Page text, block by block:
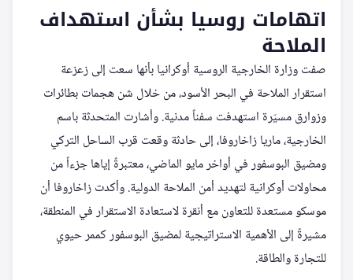
اتهامات روسيا بشأن استهداف
الملاحة
صفت وزارة الخارجية الروسية أوكرانيا بأنها سعت إلى زعزعة
استقرار الملاحة في البحر الأسود، من خلال شن هجمات بطائرات
وزوارق مسيّرة استهدفت سفناً مدنية. وأشارت المتحدثة باسم
الخارجية، ماريا زاخاروفا، إلى حادثة وقعت قرب الساحل التركي
ومضيق البوسفور في أواخر مايو الماضي، معتبرةً إياها جزءاً من
محاولات أوكرانية لتهديد أمن الملاحة الدولية. وأكدت زاخاروفا أن
موسكو مستعدة للتعاون مع أنقرة لاستعادة الاستقرار في المنطقة،
مشيرةً إلى الأهمية الاستراتيجية لمضيق البوسفور كممر حيوي
للتجارة والطاقة.